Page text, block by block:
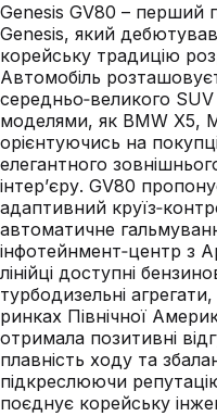
Genesis GV80 – перший
Genesis, який
корейську традицію
Автомобіль
середньо‑великого
моделями, як BMW X5,
орієнтуючись на
елегантного
інтер’єру. GV80
адаптивний
автоматичне
інфотейнмент‑центр з
лінійці доступні
турбодизельні
ринках Північної
отримала позитивні
плавність ходу та
підкреслюючи
поєднує корейську